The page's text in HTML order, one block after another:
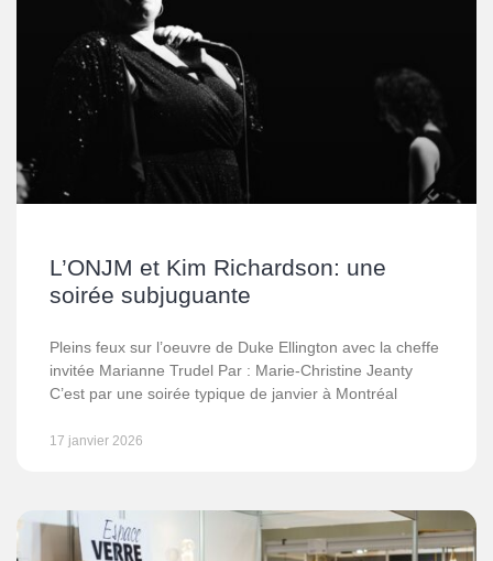
L’ONJM et Kim Richardson: une
soirée subjuguante
Pleins feux sur l’oeuvre de Duke Ellington avec la cheffe
invitée Marianne Trudel Par : Marie-Christine Jeanty
C’est par une soirée typique de janvier à Montréal
17 janvier 2026